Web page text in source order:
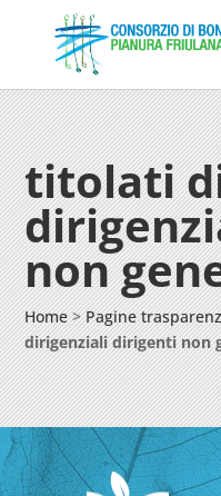
titolati
non
Home>Pagine
dirigenziali dirigenti non